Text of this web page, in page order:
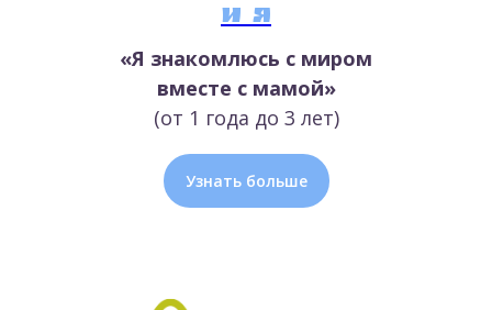
и я
«Я знакомлюсь с миром
вместе с мамой»
(от 1 года до 3 лет)
Узнать больше